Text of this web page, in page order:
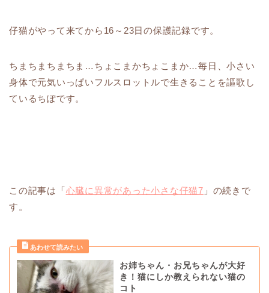
仔猫がやって来てから16～23日の保護記録です。
ちまちまちまちま…ちょこまかちょこまか…毎日、小さい
身体で元気いっぱいフルスロットルで生きることを謳歌し
ているちぽです。
この記事は「心臓に異常があった小さな仔猫7 」の続きで
す。
お姉ちゃん・お兄ちゃんが大好
き！猫にしか教えられない猫の
コト